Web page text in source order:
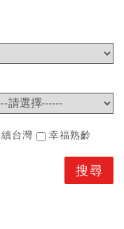
台灣 幸福熟齡